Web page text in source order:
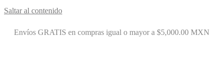
Saltar al contenido
Envíos GRATIS en compras igual o mayor a $5,000.00 MXN